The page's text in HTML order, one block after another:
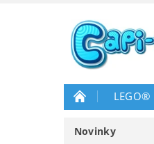
LEGO®
Novinky